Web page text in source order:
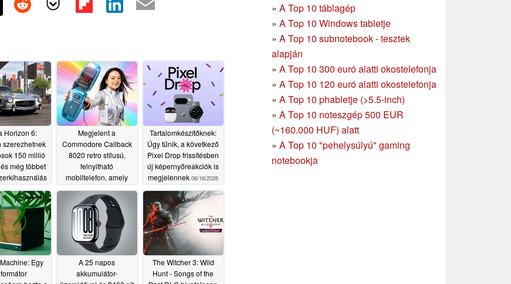
» A Top 10 táblagép
» A Top 10 Windows tabletje
» A Top 10 subnotebook - tesztek
alapján
» A Top 10 300 euró alatti okostelefonja
» A Top 10 120 euró alatti okostelefonja
» A Top 10 phabletje (>5.5-inch)
» A Top 10 noteszgép 500 EUR
(~160.000 HUF) alatt
» A Top 10 "pehelysúlyú" gaming
notebookja
Horizon 6:
szerezhetnek
150 millió
még többet
06/17/2026
Megjelent a
Commodore Callback
8020 retro stílusú,
felnyitható
mobiltelefon, amely
” alkalmazásokat
06/16/2026
Tartalomkészítőknek:
Úgy tűnik, a következő
Pixel Drop frissítésben
új képernyőreakciók is
megjelennek 06/16/2026
Egy
A 25 napos
akkumulátor-
The Witcher 3: Wild
Hunt - Songs of the